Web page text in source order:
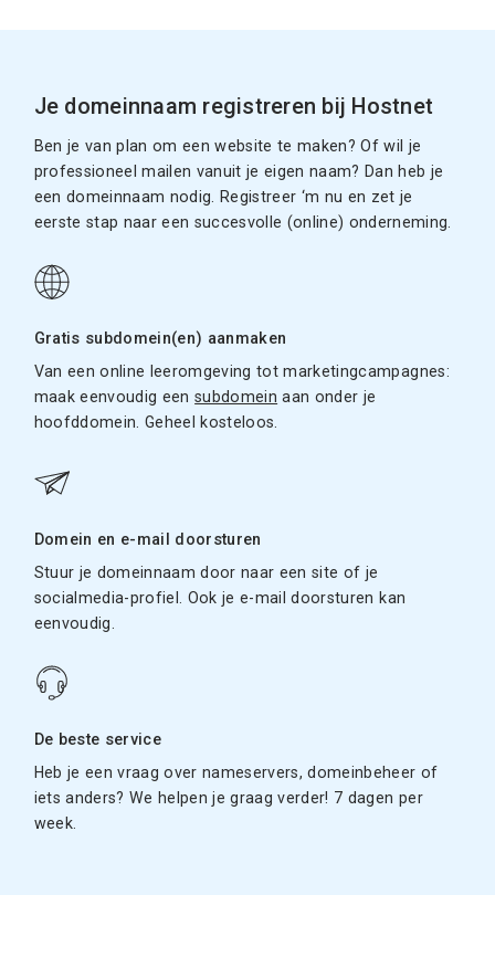
Je domeinnaam registreren bij Hostnet
Ben je van plan om een website te maken? Of wil je
professioneel mailen vanuit je eigen naam? Dan heb je
een domeinnaam nodig. Registreer ‘m nu en zet je
eerste stap naar een succesvolle (online) onderneming.
Gratis subdomein(en) aanmaken
Van een online leeromgeving tot marketingcampagnes:
maak eenvoudig eensubdomein aan onder je
hoofddomein. Geheel kosteloos.
Domein en e-mail doorsturen
Stuur je domeinnaam door naar een site of je
socialmedia-profiel. Ook je e-mail doorsturen kan
eenvoudig.
De beste service
Heb je een vraag over nameservers, domeinbeheer of
iets anders? We helpen je graag verder! 7 dagen per
week.